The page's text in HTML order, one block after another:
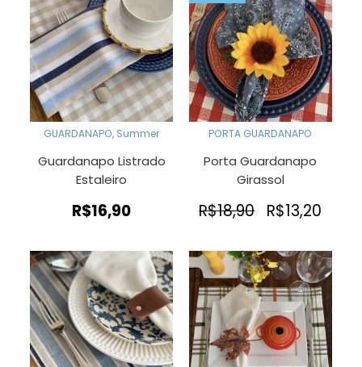
GUARDANAPO, Summer
Guardanapo Listrado
Estaleiro
R$16,90
PORTA GUARDANAPO
Porta Guardanapo
Girassol
R$18,90 O
original
era:
R$18,90.
R$13,20
é: